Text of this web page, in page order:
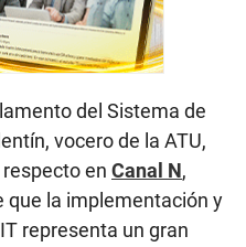
del Sistema de
vocero de la ATU,
en Canal N,
la implementación y
representa un gran